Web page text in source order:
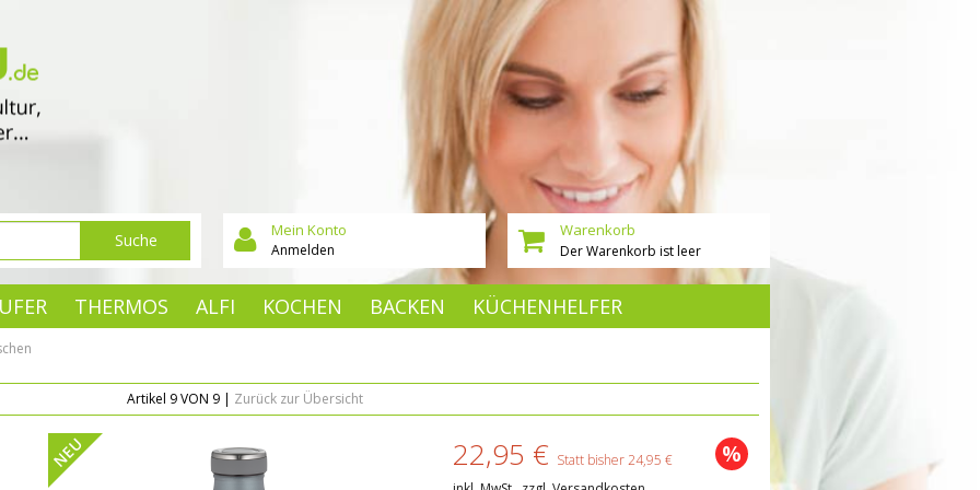
Mein Konto
Anmelden
THERMOS ALFI KOCHEN BACKEN
KÜCHENHELFER
Suche
Warenkorb
Der Warenkorb ist leer
Artikel 9 VON 9 | Zurück zur Übersicht
NEU %
22,95 € Statt bisher 24,95 €